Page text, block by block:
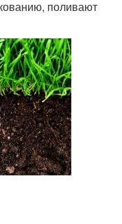
поливают